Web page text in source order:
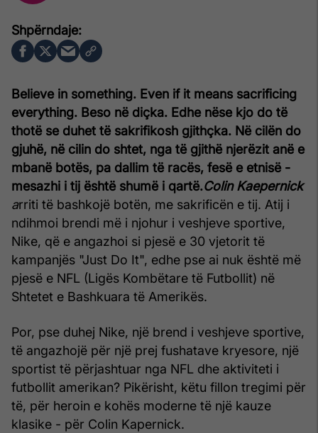
Believe in something. Even if it means sacrificing
everything. Beso në diçka. Edhe nëse kjo do të
thotë se duhet të sakrifikosh gjithçka. Në cilën do
gjuhë, në cilin do shtet, nga të gjithë njerëzit anë e
mbanë botës, pa dallim të racës, fesë e etnisë -
mesazhi i tij është shumë i qartë.Colin Kaepernick
arriti të bashkojë botën, me sakrificën e tij. Atij i
ndihmoi brendi më i njohur i veshjeve sportive,
Nike, që e angazhoi si pjesë e 30 vjetorit të
kampanjës "Just Do It", edhe pse ai nuk është më
pjesë e NFL (Ligës Kombëtare të Futbollit) në
Shtetet e Bashkuara të Amerikës.
Por, pse duhej Nike, një brend i veshjeve sportive,
të angazhojë për një prej fushatave kryesore, një
sportist të përjashtuar nga NFL dhe aktiviteti i
futbollit amerikan? Pikërisht, këtu fillon tregimi për
të, për heroin e kohës moderne të një kauze
klasike - për Colin Kapernick.